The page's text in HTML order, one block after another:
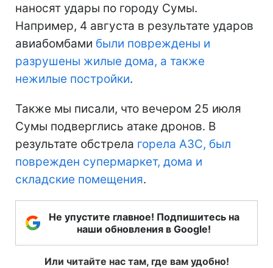
наносят удары по городу Сумы.
Например, 4 августа в результате ударов
авиабомбами были повреждены и
разрушены жилые дома, а также
нежилые постройки.
Также мы писали, что вечером 25 июля
Сумы подверглись атаке дронов. В
результате обстрела горела АЗС, был
поврежден супермаркет, дома и
складские помещения.
Не упустите главное! Подпишитесь на
наши обновления в Google!
Или читайте нас там, где вам удобно!